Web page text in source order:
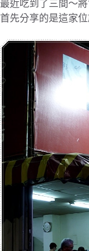
最近吃到了三間～
首先分享的是這家